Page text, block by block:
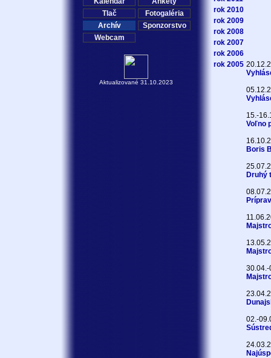
Tlač
Fotogaléria
Archív
Sponzorstvo
Webcam
Aktualizované 31.10.2023
rok 2010
rok 2009
rok 2008
rok 2007
rok 2006
rok 2005
15.-
Voľno
Boris
Druhý
02.-